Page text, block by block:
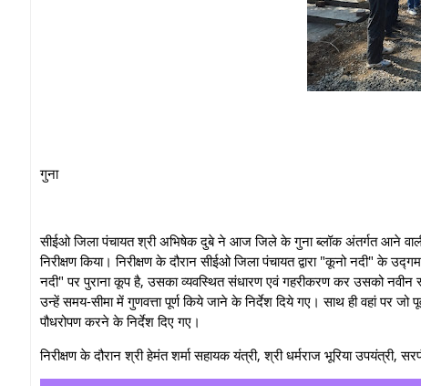
गुना
सीईओ जिला पंचायत श्री अभिषेक दुबे ने आज जिले के गुना ब्लॉक अंतर्गत आने
निरीक्षण किया। निरीक्षण के दौरान सीईओ जिला पंचायत द्वारा "कूनो नदी" के
नदी" पर पुराना कूप है, उसका व्यवस्थित संधारण एवं गहरीकरण कर उसको नवीन
उन्हें समय-सीमा में गुणवत्ता पूर्ण किये जाने के निर्देश दिये गए। साथ ही वहां पर
पौधरोपण करने के निर्देश दिए गए।
निरीक्षण के दौरान श्री हेमंत शर्मा सहायक यंत्री, श्री धर्मराज भूरिया उपयंत्री,